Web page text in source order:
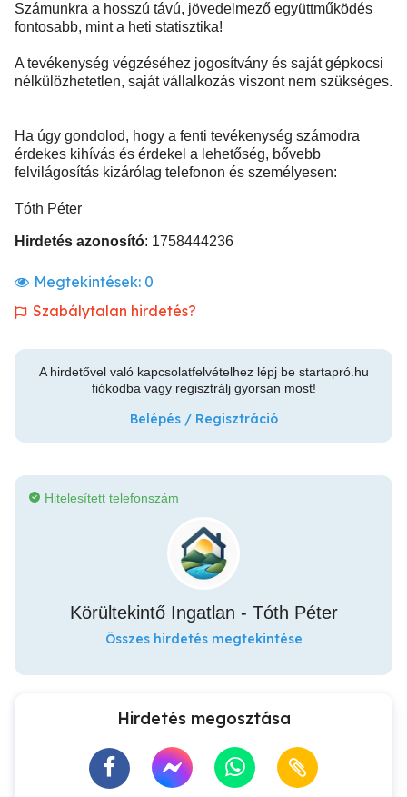
Számunkra a hosszú távú, jövedelmező együttműködés
fontosabb, mint a heti statisztika!
A tevékenység végzéséhez jogosítvány és saját gépkocsi
nélkülözhetetlen, saját vállalkozás viszont nem szükséges.
Ha úgy gondolod, hogy a fenti tevékenység számodra
érdekes kihívás és érdekel a lehetőség, bővebb
felvilágosítás kizárólag telefonon és személyesen:
Tóth Péter
Hirdetés azonosító: 1758444236
Megtekintések: 0
Szabálytalan hirdetés?
A hirdetővel való kapcsolatfelvételhez lépj be startapró.hu
fiókodba vagy regisztrálj gyorsan most!
Belépés / Regisztráció
Hitelesített telefonszám
Körültekintő Ingatlan - Tóth Péter
Összes hirdetés megtekintése
Hirdetés megosztása